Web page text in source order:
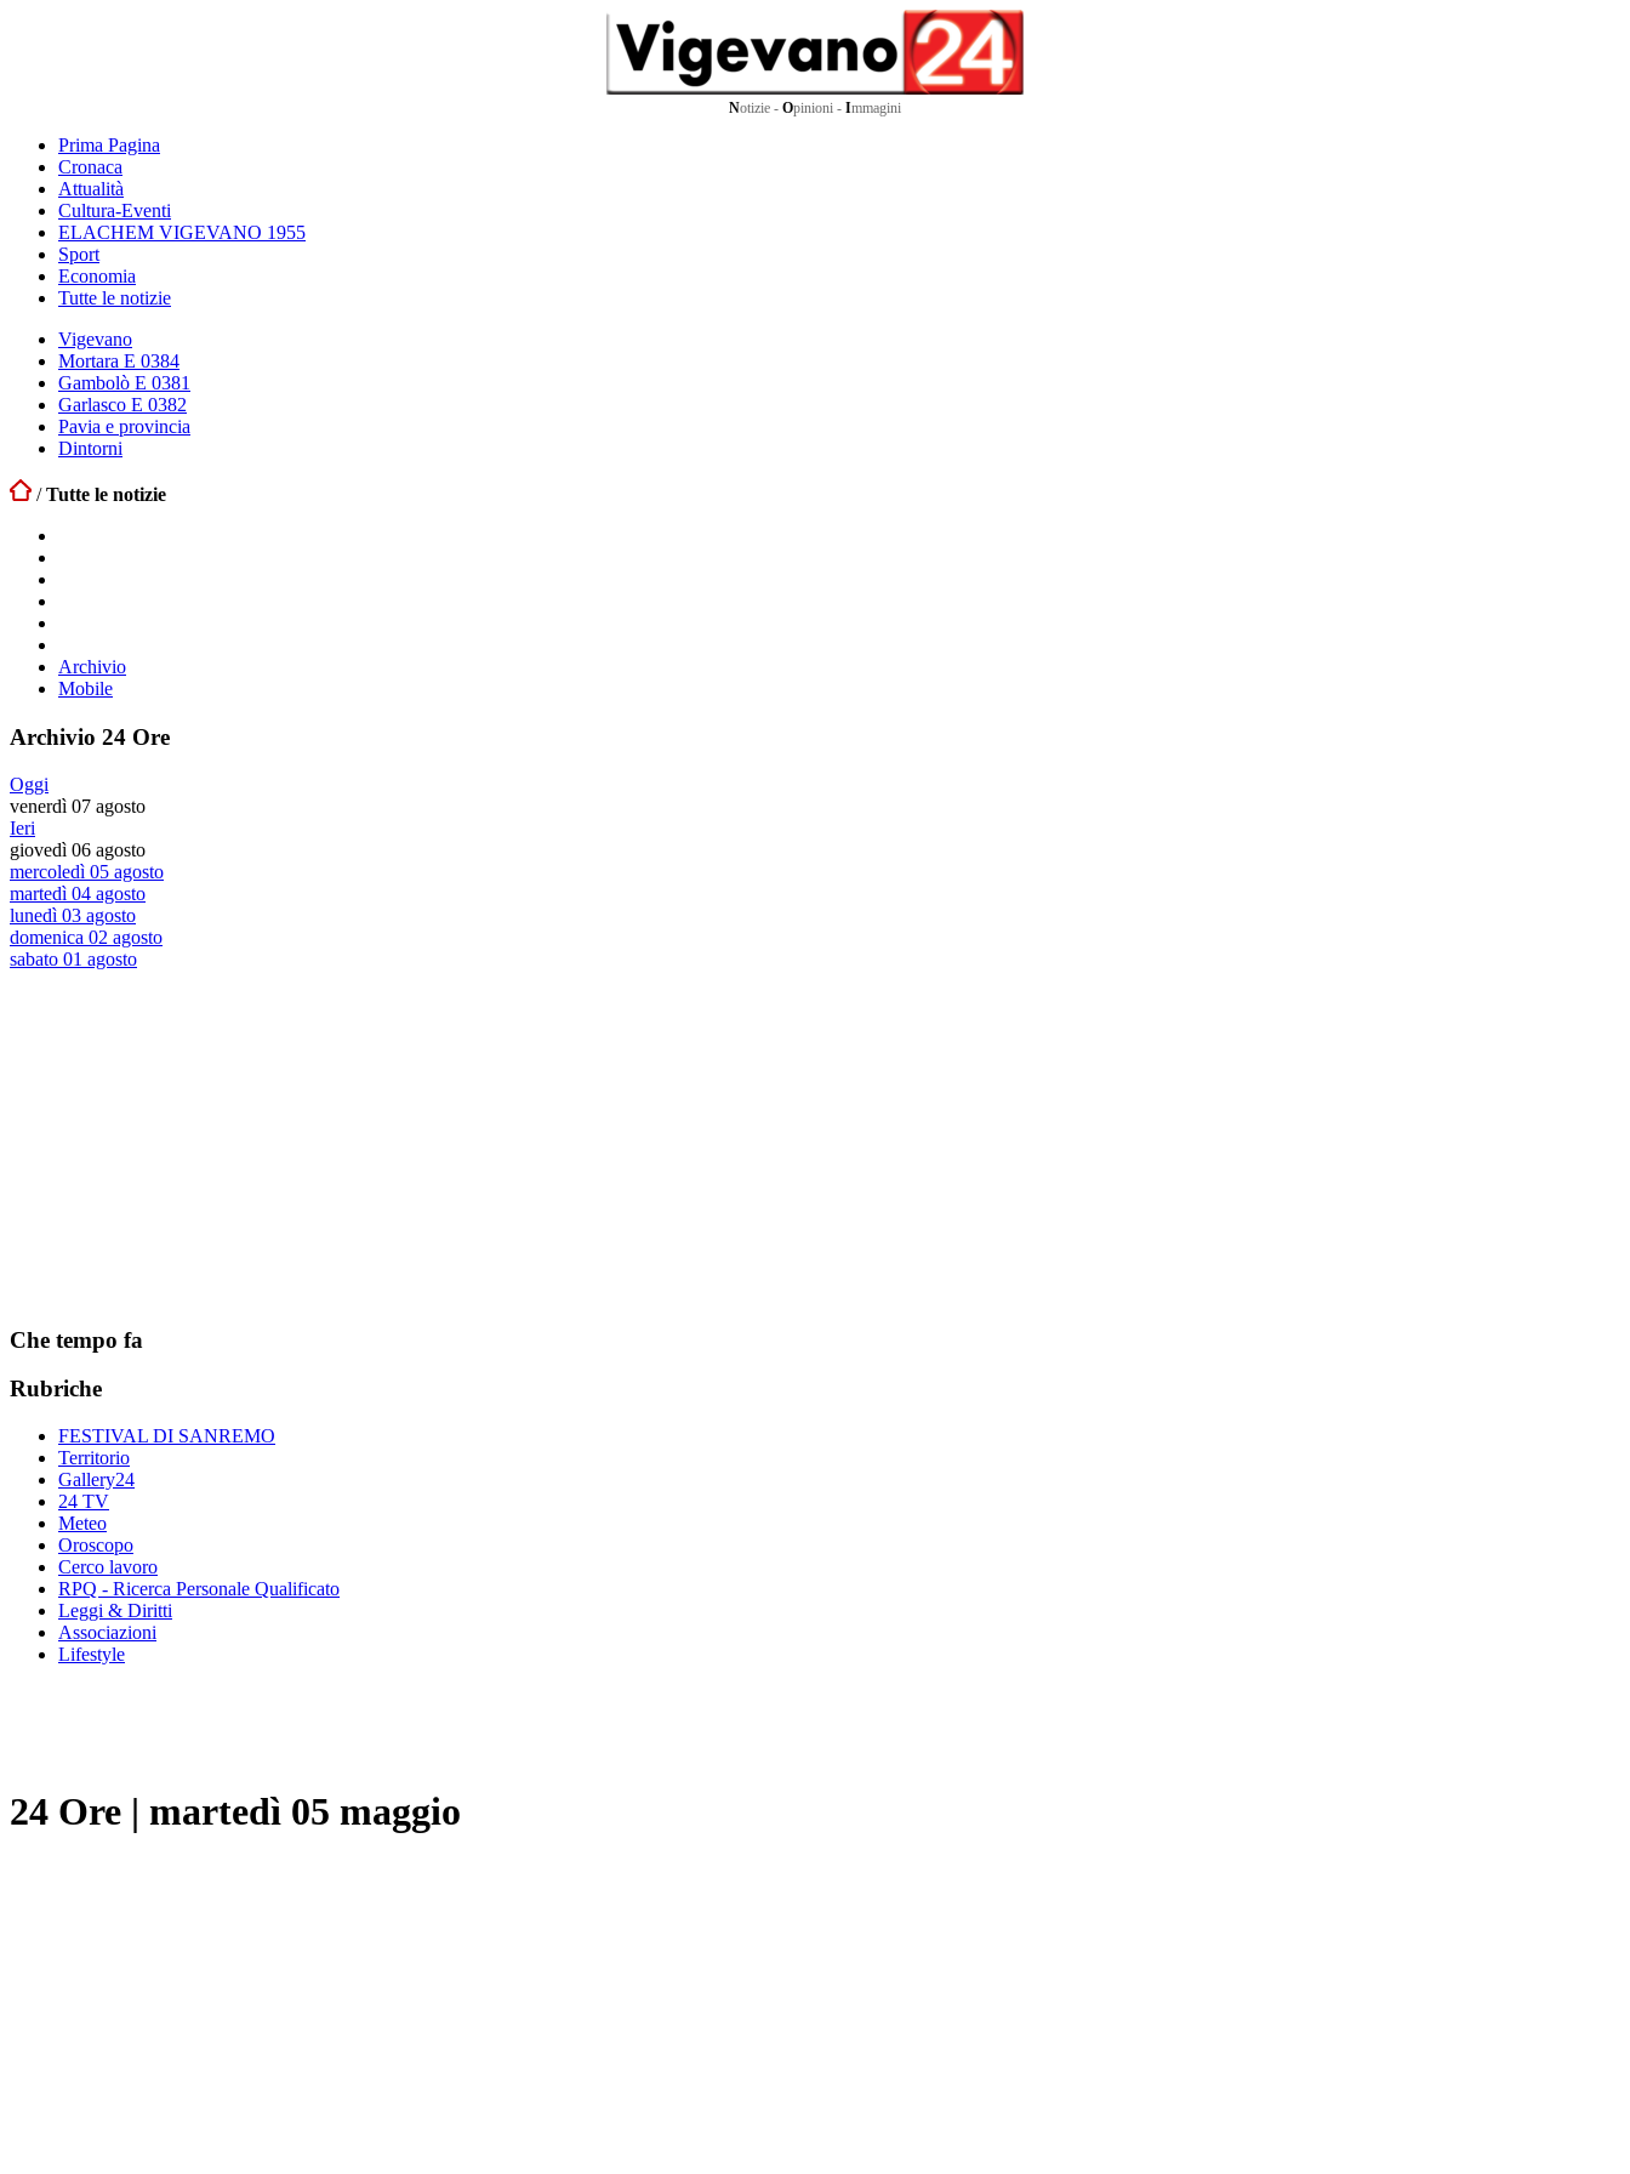
Notizie - Opinioni - Immagini
Prima Pagina
Cronaca
Attualità
Cultura-Eventi
ELACHEM VIGEVANO 1955
Sport
Economia
Tutte le notizie
Vigevano
Mortara E 0384
Gambolò E 0381
Garlasco E 0382
Pavia e provincia
Dintorni
/Tutte le notizie
Archivio
Mobile
Archivio 24 Ore
Oggi
venerdì 07 agosto
Ieri
giovedì 06 agosto
mercoledì 05 agosto
martedì 04 agosto
lunedì 03 agosto
domenica 02 agosto
sabato 01 agosto
Che tempo fa
Rubriche
FESTIVAL DI SANREMO
Territorio
Gallery24
24 TV
Meteo
Oroscopo
Cerco lavoro
RPQ - Ricerca Personale Qualificato
Leggi & Diritti
Associazioni
Lifestyle
24 Ore | martedì 05 maggio